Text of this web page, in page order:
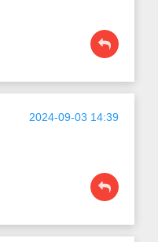
2024-09-03 14:39